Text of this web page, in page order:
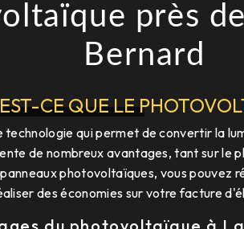
près
Bernard
CE QUE LE
qui permet de convertir la
de nombreux avantages, tant sur le
photovoltaïques, vous pouvez
des économies sur votre facture